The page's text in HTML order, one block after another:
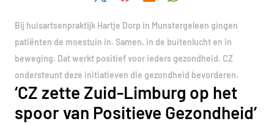
Bij huisartsenpraktijk Hartje Dorp in Munstergeleen gingen
patiënten de moestuin in. Samen, in de buitenlucht en in
beweging. Dat werkt positief voor ieders gezondheid. CZ
ondersteunt deze initiatieven die gezondheid bevorderen.
‘CZ zette Zuid-Limburg op het
spoor van Positieve Gezondheid’